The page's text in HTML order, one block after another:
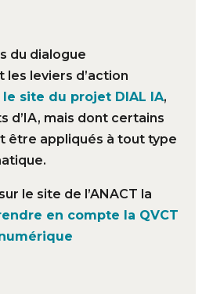
du dialogue
leviers d’action
le site du projet DIAL IA,
d’IA, mais dont certains
être appliqués à tout type
le site de l’ANACT la
en compte la QVCT